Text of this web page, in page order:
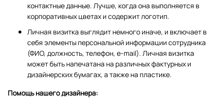
контактные данные. Лучше, когда она выполняется в
корпоративных цветах и содержит логотип.
Личная визитка выглядит немного иначе, и включает в
себя элементы персональной информации сотрудника
(ФИО, должность, телефон, e-mail). Личная визитка
может быть напечатана на различных фактурных и
дизайнерских бумагах, а также на пластике.
Помощь нашего дизайнера: